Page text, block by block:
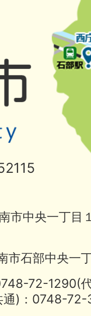
市中央一丁目
石部中央一
72-
通)：0748-